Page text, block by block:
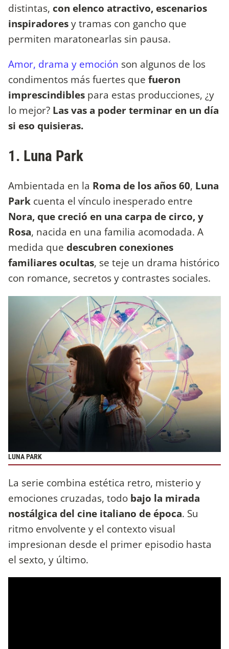
distintas, con elenco atractivo, escenarios
inspiradoresy tramas con gancho que
permiten maratonearlas sin pausa.
Amor, drama y emoción son algunos de los
condimentos más fuertes que fueron
imprescindibles para estas producciones, ¿y
lo mejor? Las vas a poder terminar en un día
si eso quisieras.
1. Luna Park
Ambientada en la Roma de los años 60, Luna
Park cuenta el vínculo inesperado entre
Nora, que creció en una carpa de circo, y
Rosa, nacida en una familia acomodada. A
medida que descubren conexiones
familiares ocultas, se teje un drama histórico
con romance, secretos y contrastes sociales.
LUNA PARK
La serie combina estética retro, misterio y
emociones cruzadas, todo bajo la mirada
nostálgica del cine italiano de época. Su
ritmo envolvente y el contexto visual
impresionan desde el primer episodio hasta
el sexto, y último.